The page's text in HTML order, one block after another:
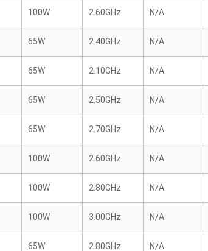
100W 2.60GHz N/A
65W 2.40GHz N/A
65W 2.10GHz N/A
65W 2.50GHz N/A
65W 2.70GHz N/A
100W 2.60GHz N/A
100W 2.80GHz N/A
100W 3.00GHz N/A
65W 2.80GHz N/A